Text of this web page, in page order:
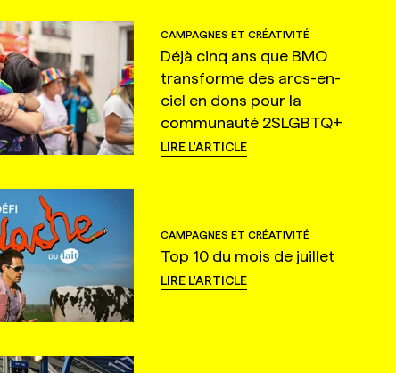
CAMPAGNES ET CRÉATIVITÉ
Déjà cinq ans que BMO
transforme des arcs-en-
ciel en dons pour la
communauté 2SLGBTQ+
LIRE L'ARTICLE
CAMPAGNES ET CRÉATIVITÉ
Top 10 du mois de juillet
LIRE L'ARTICLE